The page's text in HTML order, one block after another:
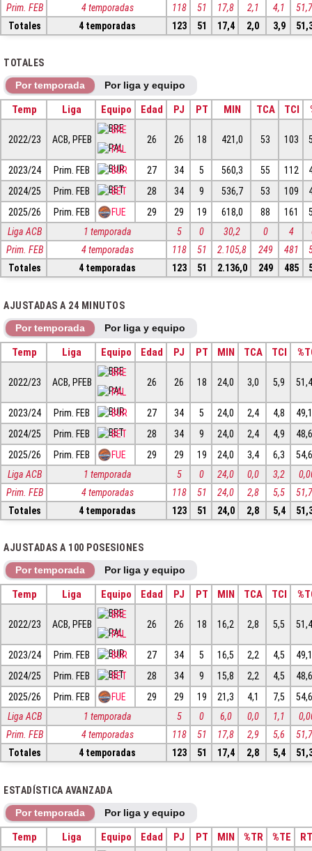
Prim. FEB 4 temporadas 118 51 17,8 2,1 4,1
Totales
4 temporadas 123 51 17,4 2,0 3,9
TOTALES
Por temporada Por liga y equipo
Temp Liga Equipo Edad PJ PT MIN TCA TCI
2022/23 ACB, PFEB
BRE
PAL
26 26 18 421,0 53 103
2023/24 Prim. FEB BUR 27 34 5 560,3 55 112
2024/25
Prim. FEB BET 28 34 9 536,7 53 109
2025/26
Prim. FEB FUE 29 29 19 618,0 88 161
Liga ACB
1 temporada 5 0 30,2 0 4
Prim. FEB
4 temporadas 118 51 2.105,8 249 481
Totales
4 temporadas 123 51 2.136,0 249 485
AJUSTADAS A 24 MINUTOS
Por temporada Por liga y equipo
Temp Liga Equipo Edad PJ PT MIN TCA TCI
2022/23 ACB, PFEB
BRE
PAL
26 26 18 24,0 3,0 5,9
2023/24 Prim. FEB BUR 27 34 5 24,0 2,4 4,8
2024/25
Prim. FEB BET 28 34 9 24,0 2,4 4,9
2025/26
Prim. FEB FUE 29 29 19 24,0 3,4 6,3
Liga ACB
1 temporada 5 0 24,0 0,0 3,2
Prim. FEB
4 temporadas 118 51 24,0 2,8 5,5
Totales
4 temporadas 123 51 24,0 2,8 5,4
AJUSTADAS A 100 POSESIONES
Por temporada Por liga y equipo
Temp Liga Equipo Edad PJ PT MIN TCA TCI
2022/23 ACB, PFEB
BRE
PAL
26 26 18 16,2 2,8 5,5
2023/24 Prim. FEB BUR 27 34 5 16,5 2,2 4,5
2024/25
Prim. FEB BET 28 34 9 15,8 2,2 4,5
2025/26
Prim. FEB FUE 29 29 19 21,3 4,1 7,5
Liga ACB
1 temporada 5 0 6,0 0,0 1,1
Prim. FEB
4 temporadas 118 51 17,8 2,9 5,6
Totales
4 temporadas 123 51 17,4 2,8 5,4
ESTADÍSTICA AVANZADA
Por temporada Por liga y equipo
Temp Liga Equipo Edad PJ PT MIN %TR %TE